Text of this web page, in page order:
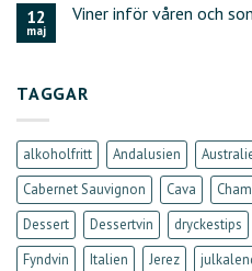
12
maj
Viner inför våren och
TAGGAR
alkoholfritt Andalusien
Cabernet Sauvignon
Cava
Dessert
Dessertvin dryckestips
Fyndvin
Italien Jerez